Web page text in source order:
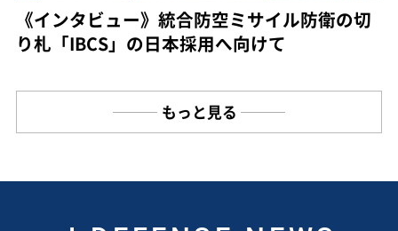
《インタビュー》統合防空ミサイル防衛の切
り札「IBCS」の日本採用へ向けて
もっと見る